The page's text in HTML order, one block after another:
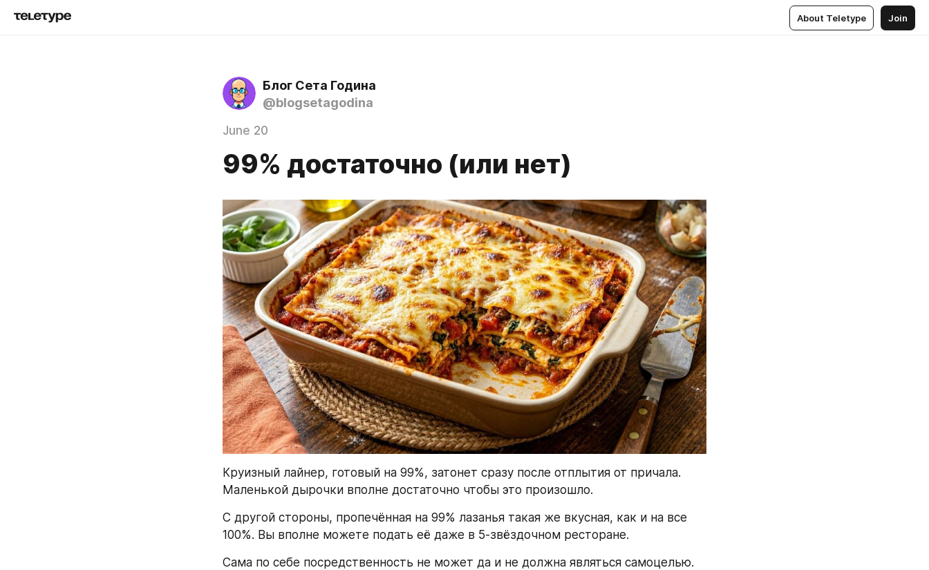
About Teletype Join
Блог Сета Година
@blogsetagodina
June 20
99% достаточно (или нет)
Круизный лайнер, готовый на 99%, затонет сразу после отплытия от причала.
Маленькой дырочки вполне достаточно чтобы это произошло.
С другой стороны, пропечённая на 99% лазанья такая же вкусная, как и на все
100%. Вы вполне можете подать её даже в 5-звёздочном ресторане.
Сама по себе посредственность не может да и не должна являться самоцелью.